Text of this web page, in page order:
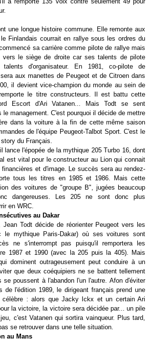
une longue histoire commune. Elle remonte aux
Finlandais courrait en rallye sous les ordres du
sa carrière comme pilote de rallye mais
vers le siège de droite car ses talents de pilote
d'organisateur. En 1981, co-pilote de
aux manettes de Peugeot et de Citroen dans
il devient vice-champion du monde au sein de
le titre constructeurs. Il est battu cette
Escort d'Ari Vatanen... Mais Todt se sent
le management. C'est pourquoi il décide de mettre
dans la voiture à la fin de cette même saison
de l'équipe Peugeot-Talbot Sport. C'est le
du Français.
lance l'épopée de la mythique 205 Turbo 16, dont
est vital pour le constructeur au Lion qui connait
et d'image. Le succès sera au rendez-
tous les titres en 1985 et 1986. Mais cette
des voitures de "groupe B", jugées beaucoup
dangereuses. Les 205 ne sont donc plus
en WRC.
au Dakar
Jean Todt décide de réorienter Peugeot vers les
le mythique Paris-Dakar) où ses voitures sont
ne s'interrompt pas puisqu'il remportera les
1987 et 1990 (avec la 205 puis la 405). Mais
dominent outrageusement peut conduire à un
que deux coéquipiers ne se battent tellement
se poussent à l'abandon l'un l'autre. Afon d'éviter
de l'édition 1989, le dirigeant français prend une
célèbre : alors que Jacky Ickx et un certain Ari
la victoire, la victoire sera décidée par... un pile
c'est Vatanen qui sortira vainqueur. Plus tard,
se retrouver dans une telle situation.
au Mans